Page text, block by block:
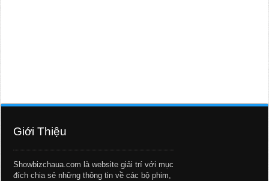
Giới Thiệu
Showbizchaua.com là website giải trí với mục
đích chia sẻ những thông tin về các bộ phim,